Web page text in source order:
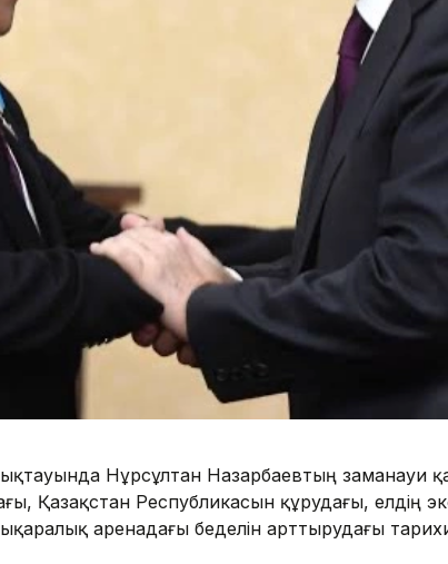
Нұрсұлтан Назарбаевтың заманауи
Қазақстан Республикасын құрудағы, елдің
аренадағы беделін арттырудағы